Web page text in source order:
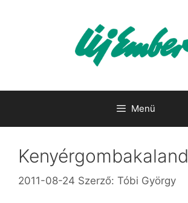
Menü
Kenyérgombakaland
2011-08-24 Szerző: Tóbi György